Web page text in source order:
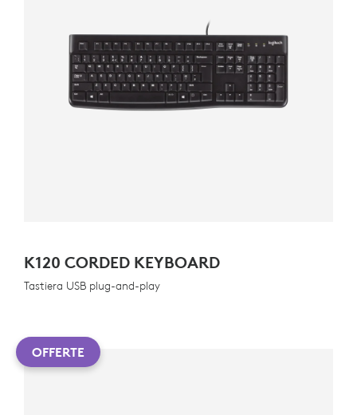
K120 CORDED KEYBOARD
Tastiera USB plug-and-play
OFFERTE